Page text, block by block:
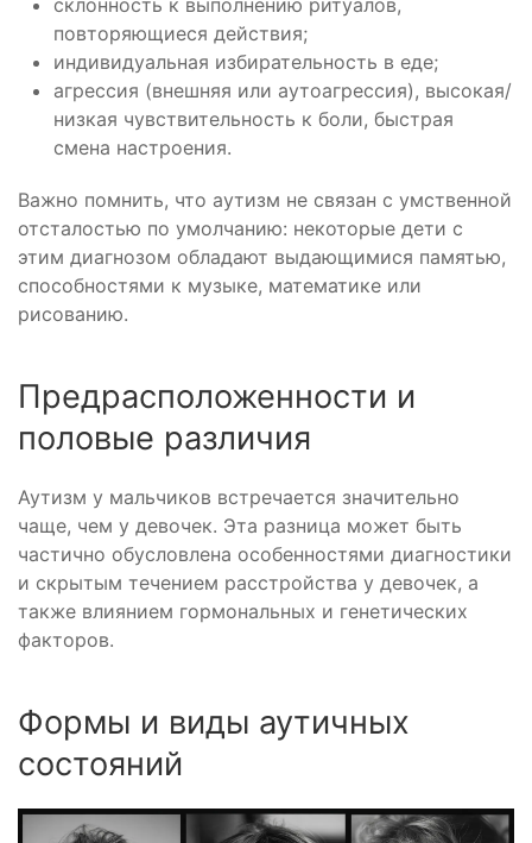
повторяющиеся действия;
индивидуальная избирательность в еде;
агрессия (внешняя или аутоагрессия), высокая/
низкая чувствительность к боли, быстрая
смена настроения.
Важно помнить, что аутизм не связан с умственной
отсталостью по умолчанию: некоторые дети с
этим диагнозом обладают выдающимися памятью,
способностями к музыке, математике или
рисованию.
Предрасположенности и
половые различия
Аутизм у мальчиков встречается значительно
чаще, чем у девочек. Эта разница может быть
частично обусловлена особенностями диагностики
и скрытым течением расстройства у девочек, а
также влиянием гормональных и генетических
факторов.
Формы и виды аутичных
состояний